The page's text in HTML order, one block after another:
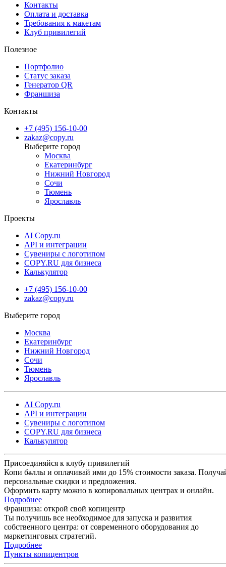
Контакты
Оплата и доставка
Требования к макетам
Клуб привилегий
Полезное
Портфолио
Статус заказа
Генератор QR
Франшиза
Контакты
+7 (495) 156-10-00
zakaz@copy.ru
Москва
Екатеринбург
Нижний Новгород
Сочи
Тюмень
Ярославль
Проекты
AI Copy.ru
API и интеграции
Сувениры с логотипом
COPY.RU для бизнеса
Калькулятор
+7 (495) 156-10-00
zakaz@copy.ru
Москва
Екатеринбург
Нижний Новгород
Сочи
Тюмень
Ярославль
AI Copy.ru
API и интеграции
Сувениры с логотипом
COPY.RU для бизнеса
Калькулятор
Присоединяйся к клубу привилегий
Копи баллы и оплачивай ими до 15% стоимости заказа.
персональные скидки и предложения.
Оформить карту можно в копировальных центрах и онлайн.
Подробнее
Франшиза: открой свой копицентр
Ты получишь все необходимое для запуска и развития
собственного центра: от современного оборудования до
маркетинговых стратегий.
Подробнее
Пункты копицентров